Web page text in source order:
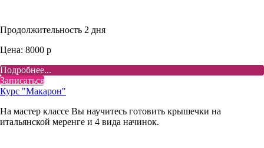
Продолжительность 2 дня
Цена: 8000 р
Подробнее...
Записаться
Курс "Макарон"
На мастер классе Вы научитесь готовить крышечки на
итальянской меренге и 4 вида начинок.